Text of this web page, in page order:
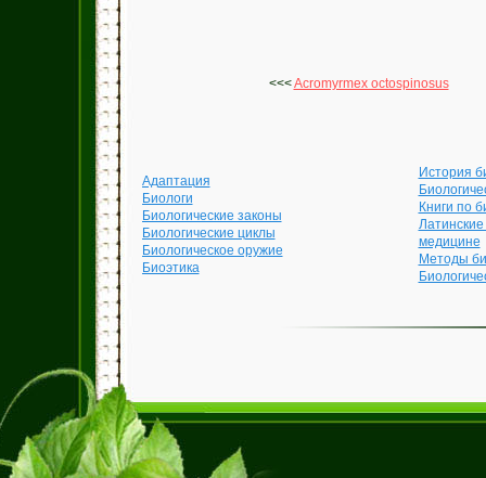
<<<Acromyrmex octospinosus
Адаптация
Биологи
Биологические законы
Биологические циклы
Биологическое оружие
Биоэтика
История
Книги по
медицине
Методы